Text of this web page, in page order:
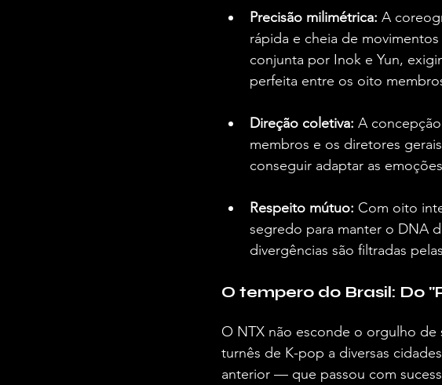
Precisão milimétrica: A
rápida e cheia de
conjunta por Inok e Yun,
perfeita entre os oito
Direção coletiva: A
membros e os diretores
conseguir adaptar as
Respeito mútuo: Com oito
segredo para manter o DNA
divergências são filtradas
O tempero do Brasil: Do
O NTX não esconde o orgulho
turnês de K-pop a diversas
anterior — que passou com